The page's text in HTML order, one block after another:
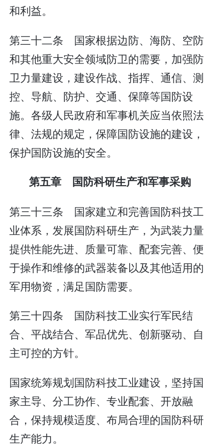
和利益。
第三十二条 国家根据边防、海防、空防
和其他重大安全领域防卫的需要，加强防
卫力量建设，建设作战、指挥、通信、测
控、导航、防护、交通、保障等国防设
施。各级人民政府和军事机关应当依照法
律、法规的规定，保障国防设施的建设，
保护国防设施的安全。
第五章 国防科研生产和军事采购
第三十三条 国家建立和完善国防科技工
业体系，发展国防科研生产，为武装力量
提供性能先进、质量可靠、配套完善、便
于操作和维修的武器装备以及其他适用的
军用物资，满足国防需要。
第三十四条 国防科技工业实行军民结
合、平战结合、军品优先、创新驱动、自
主可控的方针。
国家统筹规划国防科技工业建设，坚持国
家主导、分工协作、专业配套、开放融
合，保持规模适度、布局合理的国防科研
生产能力。